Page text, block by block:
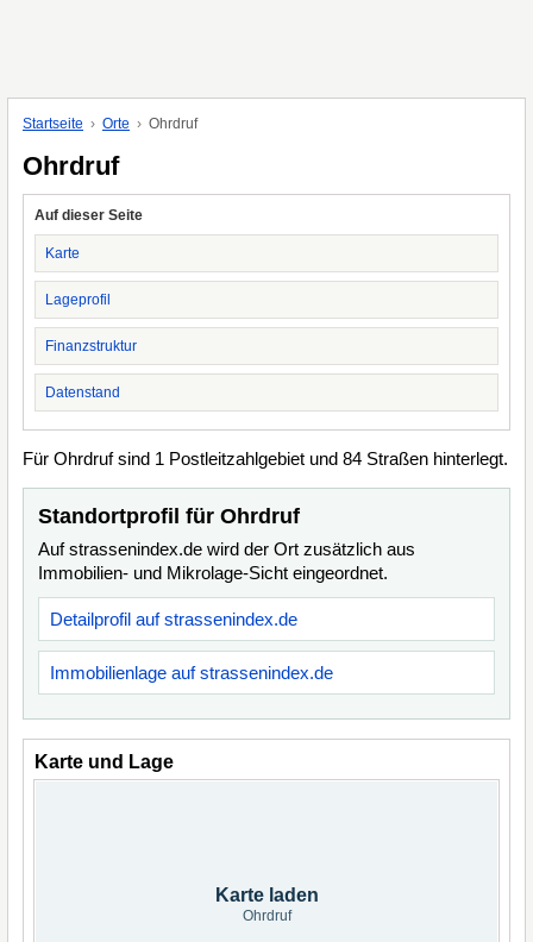
Startseite Orte Ohrdruf
Ohrdruf
Auf dieser Seite
Karte
Lageprofil
Finanzstruktur
Datenstand
Für Ohrdruf sind 1 Postleitzahlgebiet und 84 Straßen hinterlegt.
Standortprofil für Ohrdruf
Auf strassenindex.de wird der Ort zusätzlich aus
Immobilien- und Mikrolage-Sicht eingeordnet.
Detailprofil auf strassenindex.de
Immobilienlage auf strassenindex.de
Karte und Lage
Karte laden
Ohrdruf